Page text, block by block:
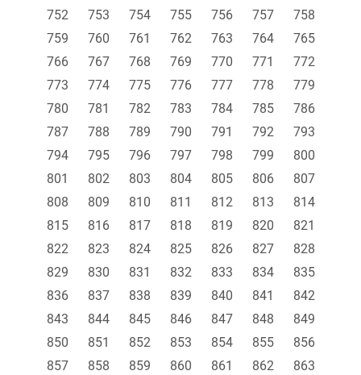
752
753 754 755 756 757
758
759
760 761 762 763 764
765
766
767 768 769 770 771
772
773
774 775 776 777 778
779
780
781 782 783 784 785
786
787
788 789 790 791 792
793
794
795 796 797 798 799
800
801
802 803 804 805 806
807
808
809 810 811 812 813
814
815
816 817 818 819 820
821
822
823 824 825 826 827
828
829
830 831 832 833 834
835
836
837 838 839 840 841
842
843
844 845 846 847 848
849
850
851 852 853 854 855
856
857
858 859 860 861 862
863